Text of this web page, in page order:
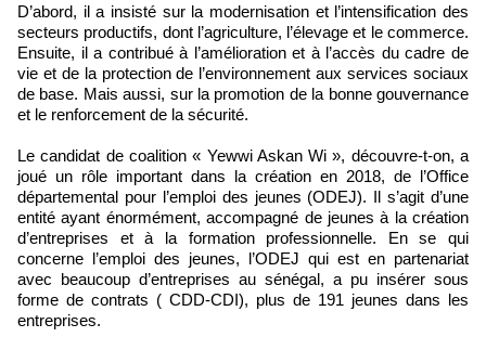
D’abord, il a insisté sur la modernisation et l’intensification des
secteurs productifs, dont l’agriculture, l’élevage et le commerce.
Ensuite, il a contribué à l’amélioration et à l’accès du cadre de
vie et de la protection de l’environnement aux services sociaux
de base. Mais aussi, sur la promotion de la bonne gouvernance
et le renforcement de la sécurité.
Le candidat de coalition « Yewwi Askan Wi », découvre-t-on, a
joué un rôle important dans la création en 2018, de l’Office
départemental pour l’emploi des jeunes (ODEJ). Il s’agit d’une
entité ayant énormément, accompagné de jeunes à la création
d’entreprises et à la formation professionnelle. En se qui
concerne l’emploi des jeunes, l’ODEJ qui est en partenariat
avec beaucoup d’entreprises au sénégal, a pu insérer sous
forme de contrats ( CDD-CDI), plus de 191 jeunes dans les
entreprises.